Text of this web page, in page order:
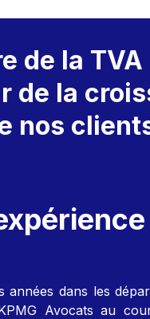
de la TVA
de la
nos
années dans les
Avocats au